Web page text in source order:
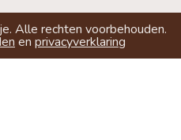
Alle rechten voorbehouden.
en privacyverklaring